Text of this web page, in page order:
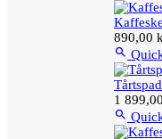
890,00

1
